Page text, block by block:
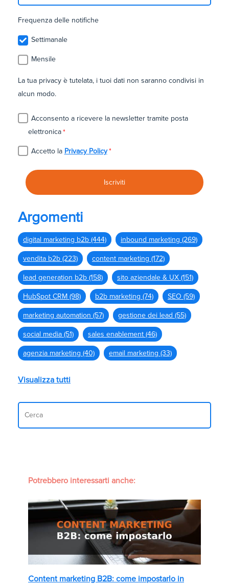
Frequenza delle notifiche
Settimanale
Mensile
La tua privacy è tutelata, i tuoi dati non saranno condivisi in
alcun modo.
Acconsento a ricevere la newsletter tramite posta
elettronica*
Accetto la Privacy Policy *
Argomenti
digital marketing b2b (444) inbound marketing (269)
vendita b2b (223) content marketing (172)
lead generation b2b (158) sito aziendale & UX (151)
HubSpot CRM (98) b2b marketing (74) SEO (59)
marketing automation (57) gestione dei lead (55)
social media (51) sales enablement (46)
agenzia marketing (40) email marketing (33)
Visualizza tutti
Potrebbero interessarti anche:
Content marketing B2B: come impostarlo in